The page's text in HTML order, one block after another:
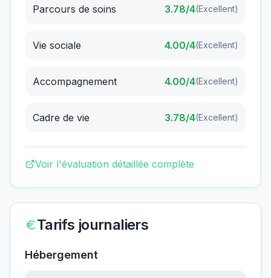
Parcours de soins 3.78/4(Excellent)
Vie sociale 4.00/4(Excellent)
Accompagnement 4.00/4(Excellent)
Cadre de vie 3.78/4(Excellent)
Voir l'évaluation détaillée complète
Tarifs journaliers
Hébergement